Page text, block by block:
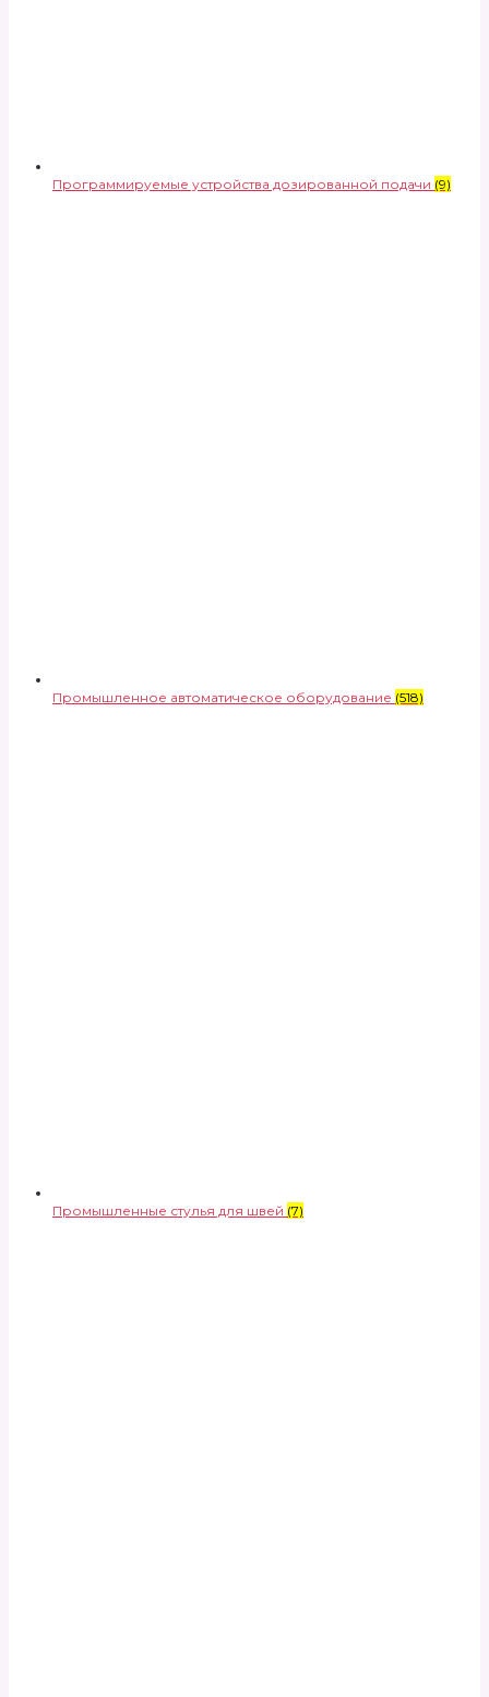
Программируемые устройства дозированной подачи (9)
Промышленное автоматическое оборудование (518)
Промышленные стулья для швей (7)